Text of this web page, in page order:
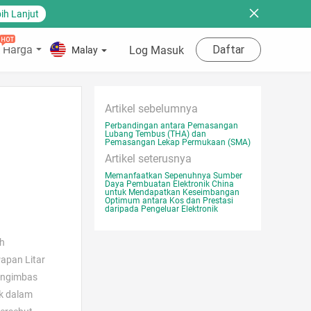
Lanjut
Malay Log Masuk Daftar
Litar
dalam
Artikel sebelumnya
Perbandingan antara Pemasangan
Lubang Tembus (THA) dan
Pemasangan Lekap Permukaan (SMA)
Artikel seterusnya
Memanfaatkan Sepenuhnya Sumber
Daya Pembuatan Elektronik China
untuk Mendapatkan Keseimbangan
Optimum antara Kos dan Prestasi
daripada Pengeluar Elektronik